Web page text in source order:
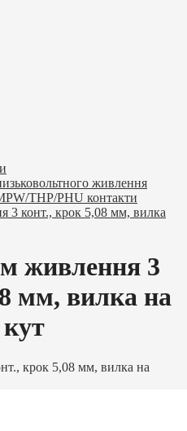
живлення
THP/PHU контакти
3 конт., крок 5,08 мм, вилка
живлення 3
мм, вилка на
крок 5,08 мм, вилка на